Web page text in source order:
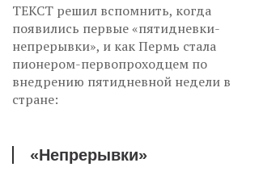
ТЕКСТ решил вспомнить, когда
появились первые «пятидневки-
непрерывки», и как Пермь стала
пионером-первопроходцем по
внедрению пятидневной недели в
стране:
«Непрерывки»